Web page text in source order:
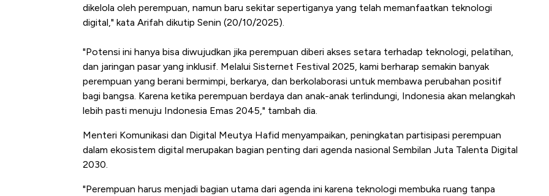
dikelola oleh perempuan, namun baru sekitar sepertiganya yang telah memanfaatkan teknologi
digital," kata Arifah dikutip Senin (20/10/2025).
"Potensi ini hanya bisa diwujudkan jika perempuan diberi akses setara terhadap teknologi, pelatihan,
dan jaringan pasar yang inklusif. Melalui Sisternet Festival 2025, kami berharap semakin banyak
perempuan yang berani bermimpi, berkarya, dan berkolaborasi untuk membawa perubahan positif
bagi bangsa. Karena ketika perempuan berdaya dan anak-anak terlindungi, Indonesia akan melangkah
lebih pasti menuju Indonesia Emas 2045," tambah dia.
Menteri Komunikasi dan Digital Meutya Hafid menyampaikan, peningkatan partisipasi perempuan
dalam ekosistem digital merupakan bagian penting dari agenda nasional Sembilan Juta Talenta Digital
2030.
"Perempuan harus menjadi bagian utama dari agenda ini karena teknologi membuka ruang tanpa